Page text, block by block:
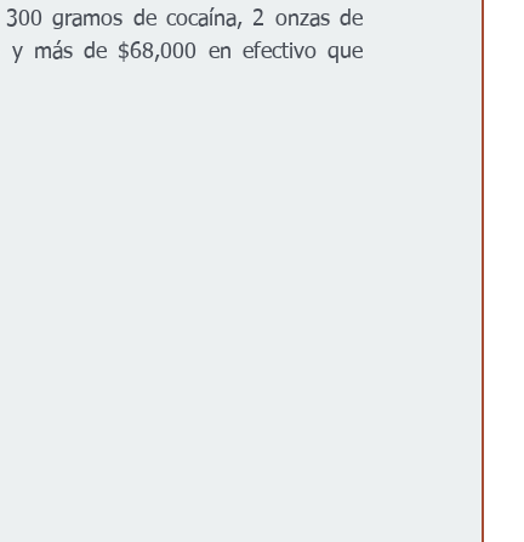
gramos de cocaína, 2 onzas de
y más de $68,000 en efectivo que